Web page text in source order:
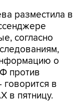
разместила в
согласно
о
против
в
в пятницу.